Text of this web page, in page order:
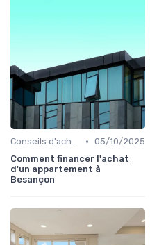
Conseils d'achat immobilier • 05/10/2025
Comment financer l'achat
d'un appartement à
Besançon